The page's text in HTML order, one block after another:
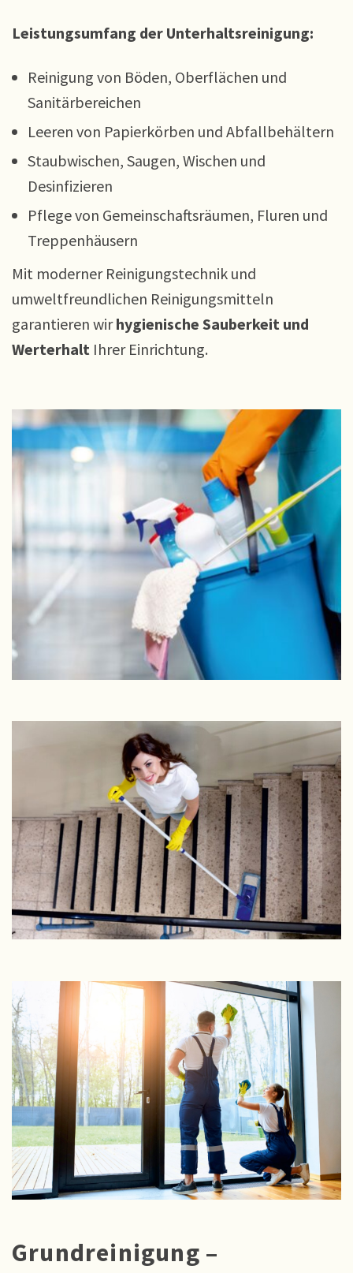
Leistungsumfang der Unterhaltsreinigung:
Reinigung von Böden, Oberflächen und
Sanitärbereichen
Leeren von Papierkörben und Abfallbehältern
Staubwischen, Saugen, Wischen und
Desinfizieren
Pflege von Gemeinschaftsräumen, Fluren und
Treppenhäusern
Mit moderner Reinigungstechnik und
umweltfreundlichen Reinigungsmitteln
garantieren wirhygienische Sauberkeit und
Werterhalt Ihrer Einrichtung.
Grundreinigung –